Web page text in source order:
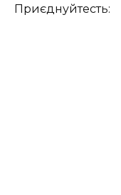
Приєднуйтесть: